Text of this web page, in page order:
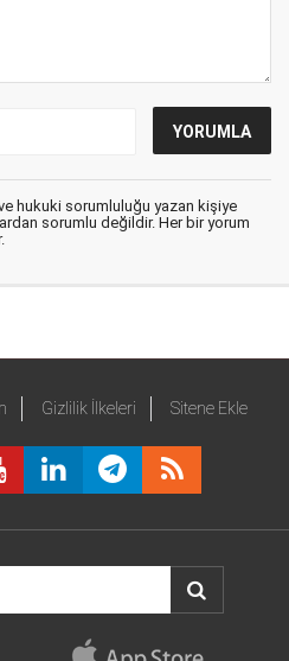
hukuki sorumluluğu yazan kişiye
sorumlu değildir. Her bir yorum
Gizlilik İlkeleri Sitene Ekle